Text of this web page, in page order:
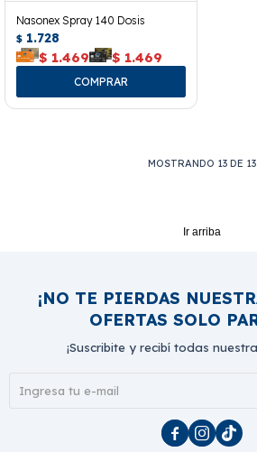
Nasonex Spray 140 Dosis
$ 1.728
$ 1.469 $ 1.469
MOSTRANDO 13 DE 13
Ir arriba
¡NO TE PIERDAS
OFERTAS SOLO
¡Suscribite y recibí todas
  